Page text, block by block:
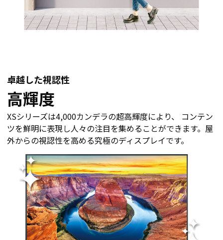
卓越した視認性
高輝度
XSシリーズは4,000カンデラの超高輝度により、 コンテン
ツを鮮明に表現し人々の注目を集めることができます。屋
外からの視認性を高める究極のディスプレイです。